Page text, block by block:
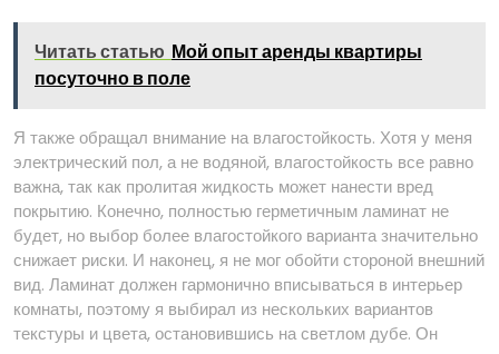
Читать статью Мой опыт аренды квартиры
посуточно в поле
Я также обращал внимание на влагостойкость. Хотя у меня
электрический пол, а не водяной, влагостойкость все равно
важна, так как пролитая жидкость может нанести вред
покрытию. Конечно, полностью герметичным ламинат не
будет, но выбор более влагостойкого варианта значительно
снижает риски. И наконец, я не мог обойти стороной внешний
вид. Ламинат должен гармонично вписываться в интерьер
комнаты, поэтому я выбирал из нескольких вариантов
текстуры и цвета, остановившись на светлом дубе. Он